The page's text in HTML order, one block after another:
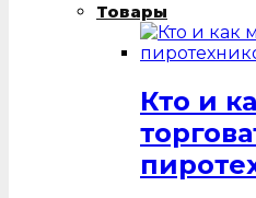
Товары
Кто и